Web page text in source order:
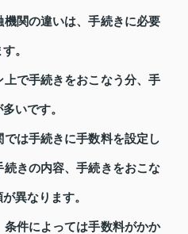
関の違いは、手続きに必要
。
で手続きをおこなう分、手
いです。
は手続きに手数料を設定し
きの内容、手続きをおこな
異なります。
件によっては手数料がかか